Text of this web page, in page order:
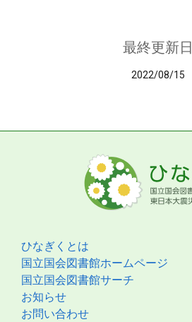
最終更新日
2022/08/15
ひなぎくとは
国立国会図書館ホームページ
国立国会図書館サーチ
お知らせ
お問い合わせ